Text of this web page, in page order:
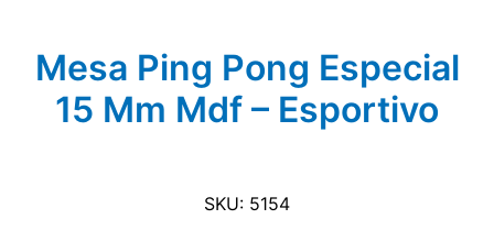
Mesa Ping Pong Especial
15 Mm Mdf – Esportivo
SKU: 5154